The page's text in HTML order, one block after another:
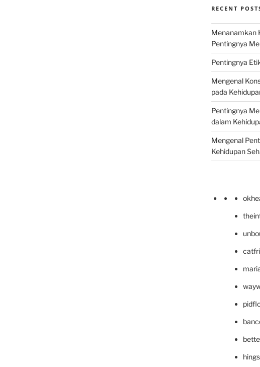
RECENT
Menanamkan
Pentingnya
Pentingnya
Mengenal
pada
Pentingnya
dalam
Mengenal
Kehidupan